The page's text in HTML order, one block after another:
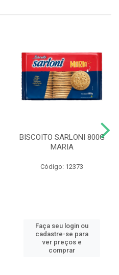
BISCOITO SARLONI 800G
MARIA
Código: 12373
Faça seu login ou
cadastre-se para
ver preços e
comprar